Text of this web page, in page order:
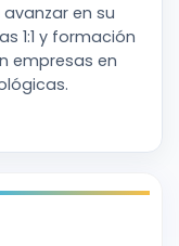
en su
1:1 y formación
empresas en